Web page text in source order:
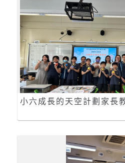
小六成長的天空計劃家長